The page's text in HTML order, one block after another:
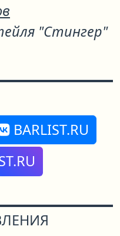
"Стингер"
BARLIST.RU